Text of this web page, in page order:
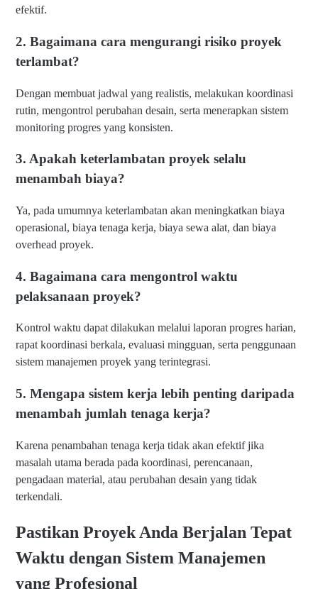
efektif.
2. Bagaimana cara mengurangi risiko proyek
terlambat?
Dengan membuat jadwal yang realistis, melakukan koordinasi
rutin, mengontrol perubahan desain, serta menerapkan sistem
monitoring progres yang konsisten.
3. Apakah keterlambatan proyek selalu
menambah biaya?
Ya, pada umumnya keterlambatan akan meningkatkan biaya
operasional, biaya tenaga kerja, biaya sewa alat, dan biaya
overhead proyek.
4. Bagaimana cara mengontrol waktu
pelaksanaan proyek?
Kontrol waktu dapat dilakukan melalui laporan progres harian,
rapat koordinasi berkala, evaluasi mingguan, serta penggunaan
sistem manajemen proyek yang terintegrasi.
5. Mengapa sistem kerja lebih penting daripada
menambah jumlah tenaga kerja?
Karena penambahan tenaga kerja tidak akan efektif jika
masalah utama berada pada koordinasi, perencanaan,
pengadaan material, atau perubahan desain yang tidak
terkendali.
Pastikan Proyek Anda Berjalan Tepat
Waktu dengan Sistem Manajemen
yang Profesional